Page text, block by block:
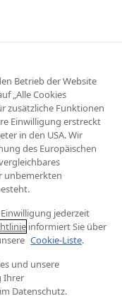
Betrieb der Website
„Alle Cookies
zusätzliche Funktionen
Einwilligung erstreckt
in den USA. Wir
des Europäischen
unbemerkten
jederzeit
informiert Sie über
Cookie-Liste.
und unsere
Ihrer
Datenschutz.